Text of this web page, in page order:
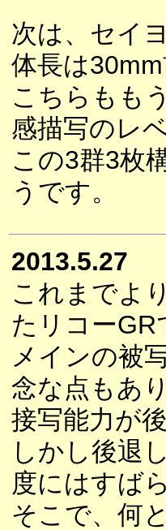
次は、セイ
体長は30mm
こちらもも
感描写のレ
この3群3枚
うです。
2013.5.27
これまでよ
たリコー
メインの被
念な点もあ
接写能力が
しかし後退
度にはすば
そこで、何